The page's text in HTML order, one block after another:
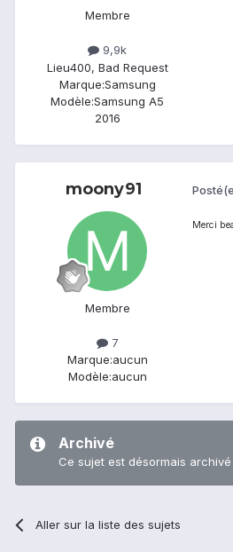
Membre
9,9k
Lieu400, Bad Request
Marque:Samsung
Modèle:Samsung A5
2016
moony91
Membre
7
Marque:aucun
Modèle:aucun
Merci
Archivé
Ce sujet est désormais
Aller sur la liste des sujets